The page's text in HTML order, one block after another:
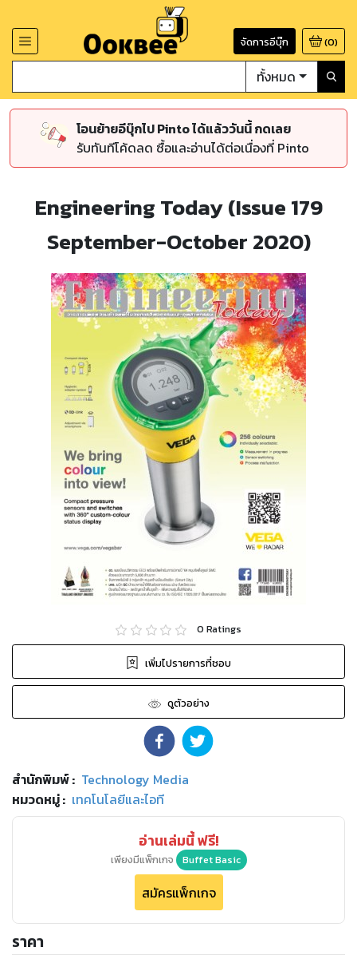
จัดการอีบุ๊ก (0)
ทั้งหมด
โอนย้ายอีบุ๊กไป Pinto ได้แล้ววันนี้ กดเลย
รับทันทีโค้ดลด ซื้อและอ่านได้ต่อเนื่องที่ Pinto
Engineering Today (Issue 179
September-October 2020)
0 Ratings
เพิ่มไปรายการที่ชอบ
ดูตัวอย่าง
สำนักพิมพ์: Technology Media
หมวดหมู่: เทคโนโลยีและไอที
อ่านเล่มนี้ ฟรี!
เพียงมีแพ็กเกจ Buffet Basic
สมัครแพ็กเกจ
ราคา